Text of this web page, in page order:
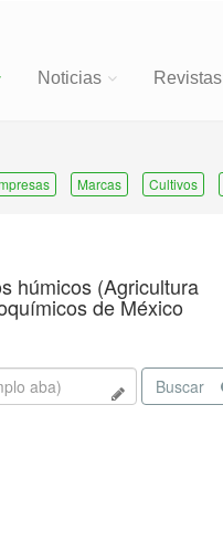
Noticias Revistas
Marcas Cultivos
húmicos (Agricultura
de México
Buscar